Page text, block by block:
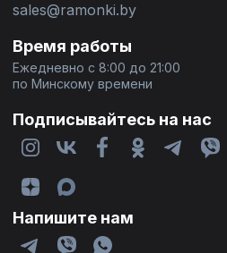
sales@ramonki.by
Время работы
Ежедневно с 8:00 до 21:00
по Минскому времени
Подписывайтесь на нас
Напишите нам